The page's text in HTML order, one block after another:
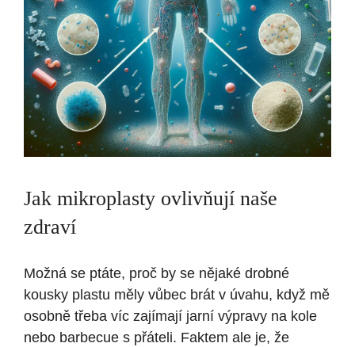
Jak mikroplasty ovlivňují naše
zdraví
Možná se ptáte, proč by se nějaké drobné
kousky plastu měly vůbec brát v úvahu, když mě
osobně třeba víc zajímají jarní výpravy na kole
nebo barbecue s přáteli. Faktem ale je, že